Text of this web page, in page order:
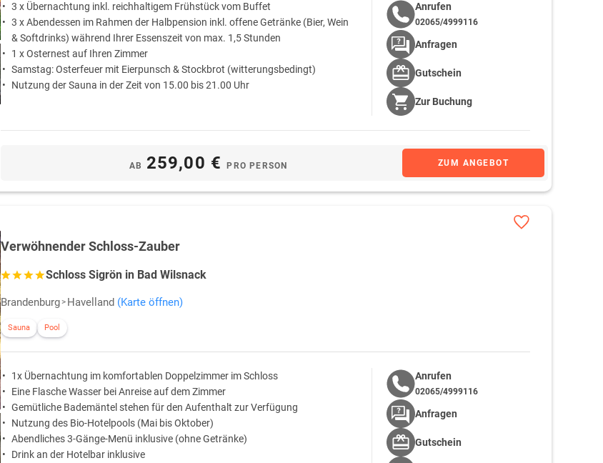
3 x Übernachtung inkl. reichhaltigem Frühstück vom Buffet
3 x Abendessen im Rahmen der Halbpension inkl. offene Getränke (Bier, Wein
& Softdrinks) während Ihrer Essenszeit von max. 1,5 Stunden
1 x Osternest auf Ihren Zimmer
Samstag: Osterfeuer mit Eierpunsch & Stockbrot (witterungsbedingt)
Nutzung der Sauna in der Zeit von 15.00 bis 21.00 Uhr
AB 259,00 €PRO PERSON ZUM ANGEBOT
Anrufen
02065/4999116
Anfragen
Gutschein
Zur Buchung
Verwöhnender Schloss-Zauber
Schloss Sigrön in Bad Wilsnack
Brandenburg Havelland (Karte öffnen)
Sauna Pool
1x Übernachtung im komfortablen Doppelzimmer im Schloss
Eine Flasche Wasser bei Anreise auf dem Zimmer
Gemütliche Bademäntel stehen für den Aufenthalt zur Verfügung
Nutzung des Bio-Hotelpools (Mai bis Oktober)
Abendliches 3-Gänge-Menü inklusive (ohne Getränke)
Drink an der Hotelbar inklusive
Anrufen
02065/4999116
Anfragen
Gutschein